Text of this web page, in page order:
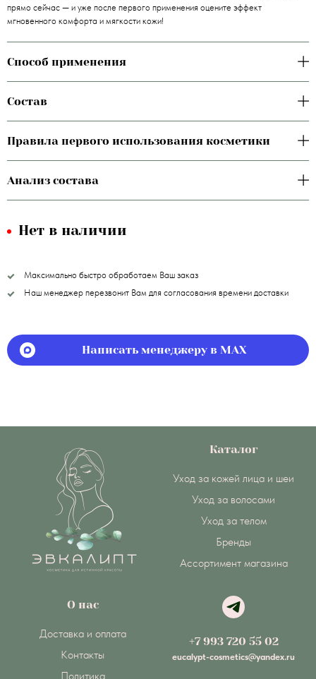
прямо сейчас — и уже после первого применения оцените эффект
мгновенного комфорта и мягкости кожи!
Способ применения
Состав
Правила первого использования косметики
Анализ состава
Нет в наличии
Максимально быстро обработаем Ваш заказ
Наш менеджер перезвонит Вам для согласования времени доставки
Написать менеджеру в MAX
Каталог
Уход за кожей лица и шеи
Уход за волосами
Уход за телом
Бренды
Ассортимент магазина
О нас
Доставка и оплата
Контакты
Политика
+7 993 720 55 02
eucalypt-cosmetics@yandex.ru